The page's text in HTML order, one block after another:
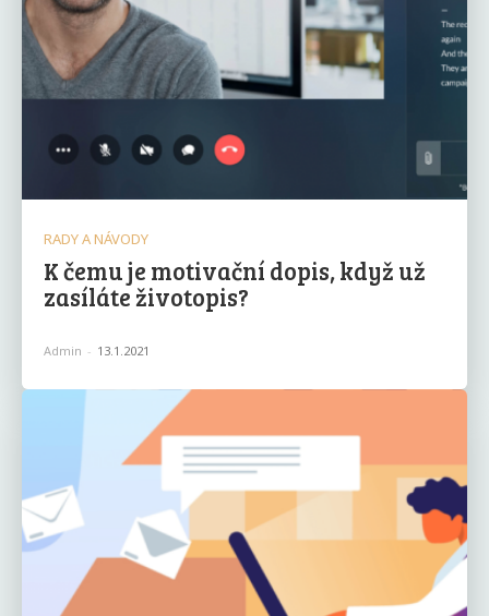
RADY A NÁVODY
K čemu je motivační dopis, když už
zasíláte životopis?
Admin - 13.1.2021